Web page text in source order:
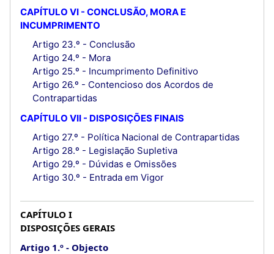
CAPÍTULO VI - CONCLUSÃO, MORA E
INCUMPRIMENTO
Artigo 23.º - Conclusão
Artigo 24.º - Mora
Artigo 25.º - Incumprimento Definitivo
Artigo 26.º - Contencioso dos Acordos de
Contrapartidas
CAPÍTULO VII - DISPOSIÇÕES FINAIS
Artigo 27.º - Política Nacional de Contrapartidas
Artigo 28.º - Legislação Supletiva
Artigo 29.º - Dúvidas e Omissões
Artigo 30.º - Entrada em Vigor
CAPÍTULO I
DISPOSIÇÕES GERAIS
Artigo 1.º
Objecto